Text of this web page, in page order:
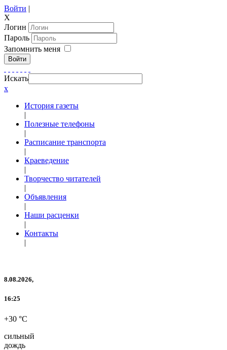
Войти |
X
Логин
Пароль
Запомнить меня
Войти
Искать
x
История газеты
|
Полезные телефоны
|
Расписание транспорта
|
Краеведение
|
Творчество читателей
|
Объявления
|
Наши расценки
|
Контакты
|
8.08.2026,
16:25
+30 °C
сильный
дождь